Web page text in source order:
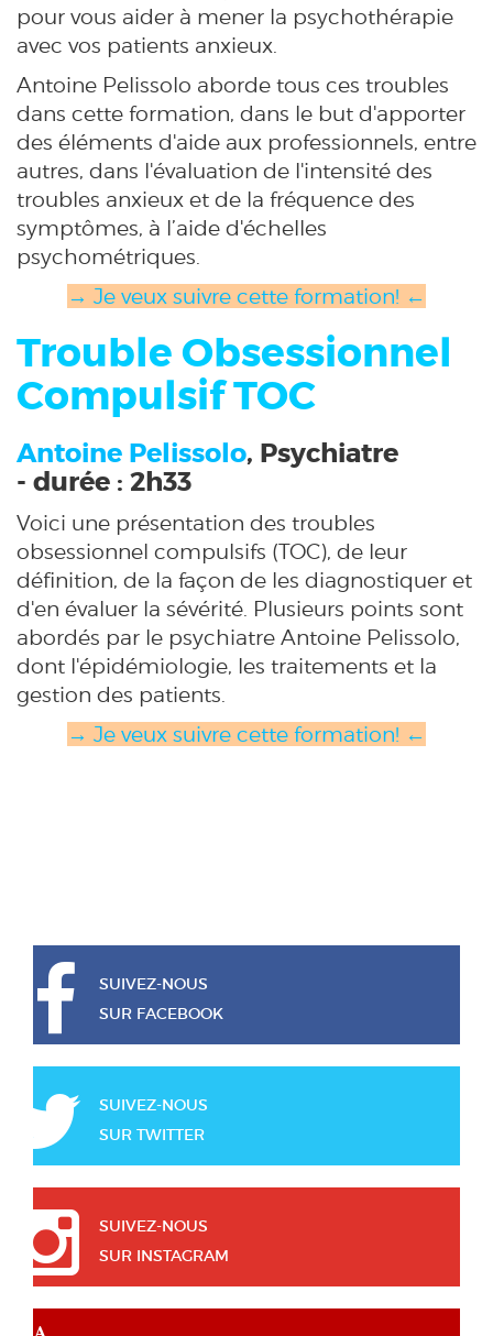
pour vous aider à mener la psychothérapie
avec vos patients anxieux.
Antoine Pelissolo aborde tous ces troubles
dans cette formation, dans le but d'apporter
des éléments d'aide aux professionnels, entre
autres, dans l'évaluation de l'intensité des
troubles anxieux et de la fréquence des
symptômes, à l’aide d'échelles
psychométriques.
→ Je veux suivre cette formation! ←
Trouble Obsessionnel
Compulsif TOC
Antoine Pelissolo, Psychiatre
- durée : 2h33
Voici une présentation des troubles
obsessionnel compulsifs (TOC), de leur
définition, de la façon de les diagnostiquer et
d'en évaluer la sévérité. Plusieurs points sont
abordés par le psychiatre Antoine Pelissolo,
dont l'épidémiologie, les traitements et la
gestion des patients.
→ Je veux suivre cette formation! ←
SUIVEZ-NOUS
SUR FACEBOOK
SUIVEZ-NOUS
SUR TWITTER
SUIVEZ-NOUS
SUR INSTAGRAM